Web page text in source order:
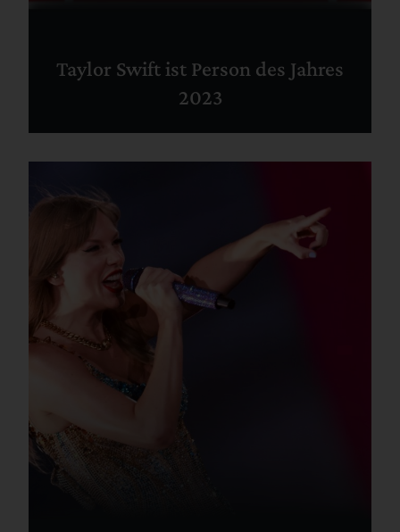
Taylor Swift ist Person des Jahres
2023